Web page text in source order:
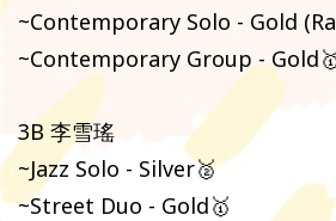
~Contemporary Solo - Gold
~Contemporary Group -
3B 李雪瑤
~Jazz Solo - Silver🥈
~Street Duo - Gold🥇